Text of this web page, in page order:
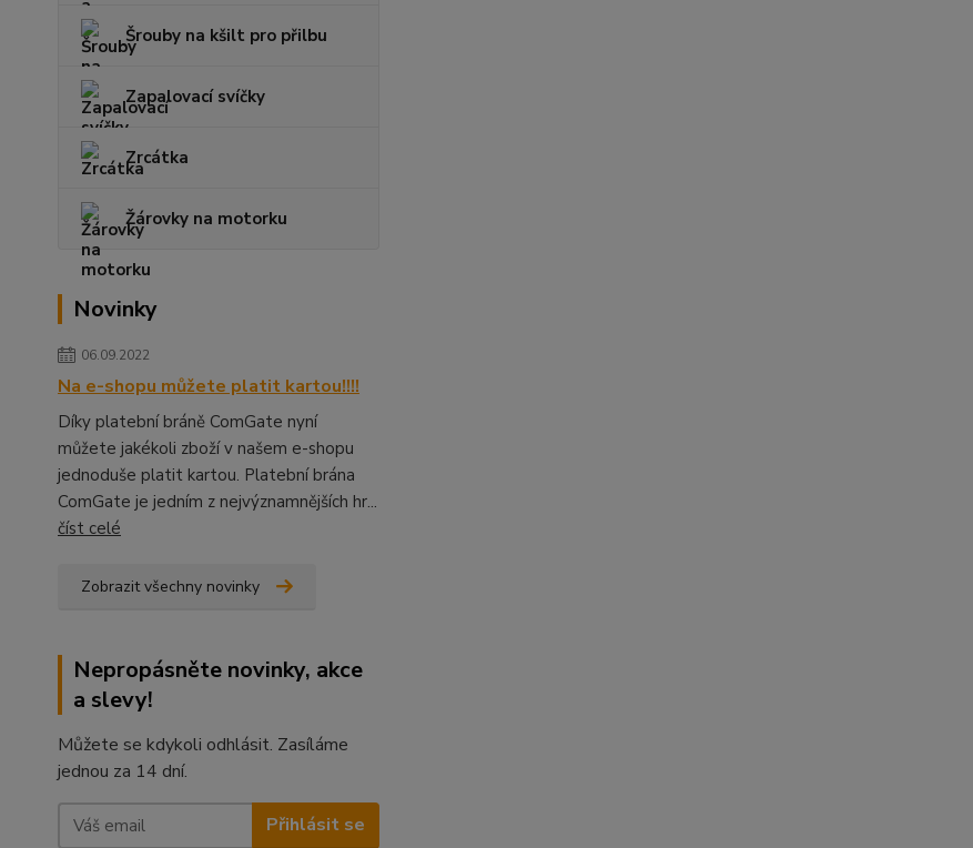
Šrouby na kšilt pro přilbu
Zapalovací svíčky
Zrcátka
Žárovky na motorku
Novinky
06.09.2022
Na e-shopu můžete platit kartou!!!!
Díky platební bráně ComGate nyní
můžete jakékoli zboží v našem e-shopu
jednoduše platit kartou. Platební brána
ComGate je jedním z nejvýznamnějších hr...
číst celé
Zobrazit všechny novinky
Nepropásněte novinky, akce
a slevy!
Můžete se kdykoli odhlásit. Zasíláme
jednou za 14 dní.
Přihlásit se